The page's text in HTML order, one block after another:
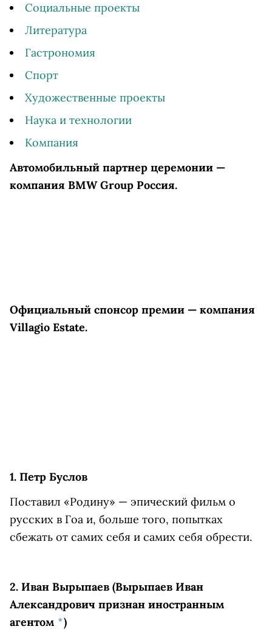
Социальные проекты
Литература
Гастрономия
Спорт
Художественные проекты
Наука и технологии
Компания
Автомобильный партнер церемонии —
компания BMW Group Россия.
Официальный спонсор премии — компания
Villagio Estate.
1. Петр Буслов
Поставил «Родину» — эпический фильм о
русских в Гоа и, больше того, попытках
сбежать от самих себя и самих себя обрести.
2. Иван Вырыпаев (Вырыпаев Иван
Александрович признан иностранным
агентом *)